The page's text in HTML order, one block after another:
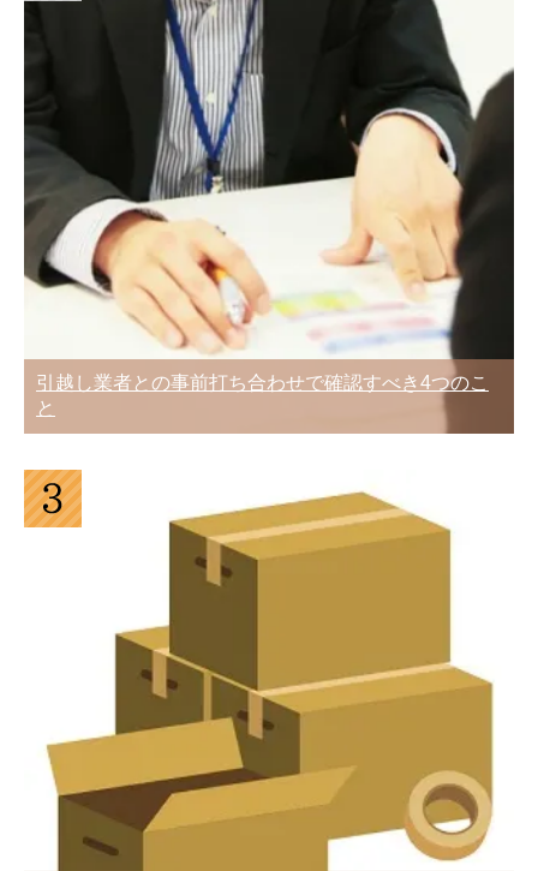
突然の転勤！急いで引っ越しをするとき
に知っておくべき4つのこと
大手引越業者と地域密着引越業者にはそ
れぞれ良い点がある
アート・ハート・サカイ・アーク・アリ
荷造りに必要な段ボール箱の集め方と自
分で揃えるときの注意点
夜間の引っ越しもできますが昼間以上に
注意が必要です
助けて！引越しまで時間がないときの荷
造りテクニック10
単身での自力で引越しは楽だけど失敗
も・・・段取りが大事
家族を連れての転勤のときは家族の負担
引越し後の挨拶マナー！挨拶の時期と方
面倒な荷造りを上手に引越し業者に依頼
して準備を進める人が3割
引越し業者との事前打ち合わせで確認すべき4つのこ
と